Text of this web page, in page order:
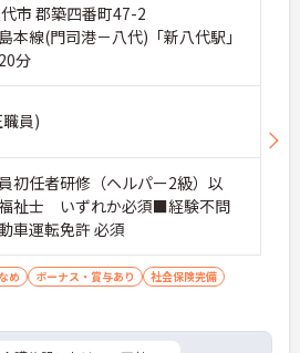
市 郡築四番町47-2
本線(門司港－八代)「新八代駅」
分
員)
初任者研修（ヘルパー2級）以
福祉士 いずれか必須■経験不問
車運転免許 必須
め ボーナス・賞与あり
社会保険完備